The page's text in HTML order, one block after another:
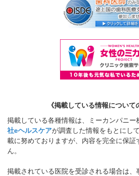
《掲載している情報について
掲載している各種情報は、ミーカンパニー
社eヘルスケアが調査した情報をもとにし
載に努めておりますが、内容を完全に保証
ん。
掲載されている医院を受診される場合は、